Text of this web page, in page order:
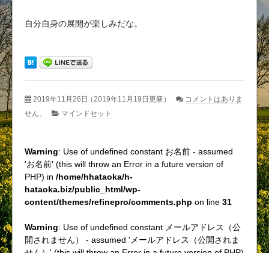
自分自身の展開が楽しみだな。
2019年11月26日（2019年11月19日更新）
コメントはありま
せん。
マインドセット
Warning: Use of undefined constant お名前 - assumed
'お名前' (this will throw an Error in a future version of
PHP) in /home/hhataoka/h-
hataoka.biz/public_html/wp-
content/themes/refinepro/comments.php on line 31
Warning: Use of undefined constant メールアドレス（公
開されません） - assumed 'メールアドレス（公開されま